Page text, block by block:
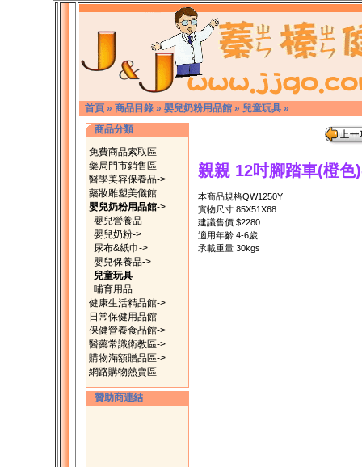
首頁 » 商品目錄 » 嬰兒奶粉用品館 » 兒童玩具 »
商品分類
免費商品索取區
藥局門市銷售區
醫學美容保養品->
藥妝雕塑美儀館
嬰兒奶粉用品館->
嬰兒營養品
嬰兒奶粉->
尿布&紙巾->
嬰兒保養品->
兒童玩具
哺育用品
健康生活精品館->
日常保健用品館
保健營養食品館->
醫藥常識衛教區->
購物滿額贈品區->
網路購物熱賣區
贊助商連結
親親 12吋腳踏車(橙色
本商品規格QW1250Y
實物尺寸 85X51X68
建議售價 $2280
適用年齡 4-6歲
承載重量 30kgs